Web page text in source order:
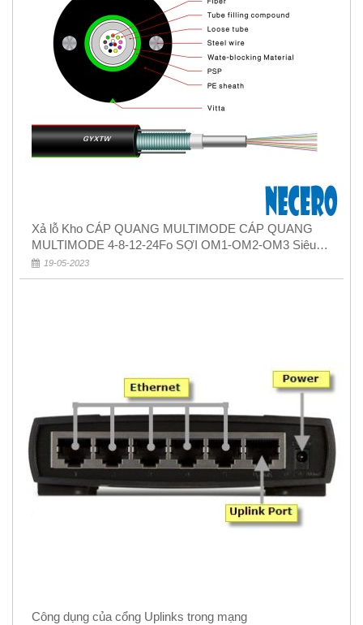
Xả lỗ Kho CÁP QUANG MULTIMODE CÁP QUANG
MULTIMODE 4-8-12-24Fo SỢI OM1-OM2-OM3 Siêu
Rẻ 5k
19-05-2023
Công dụng của cổng Uplinks trong mạng